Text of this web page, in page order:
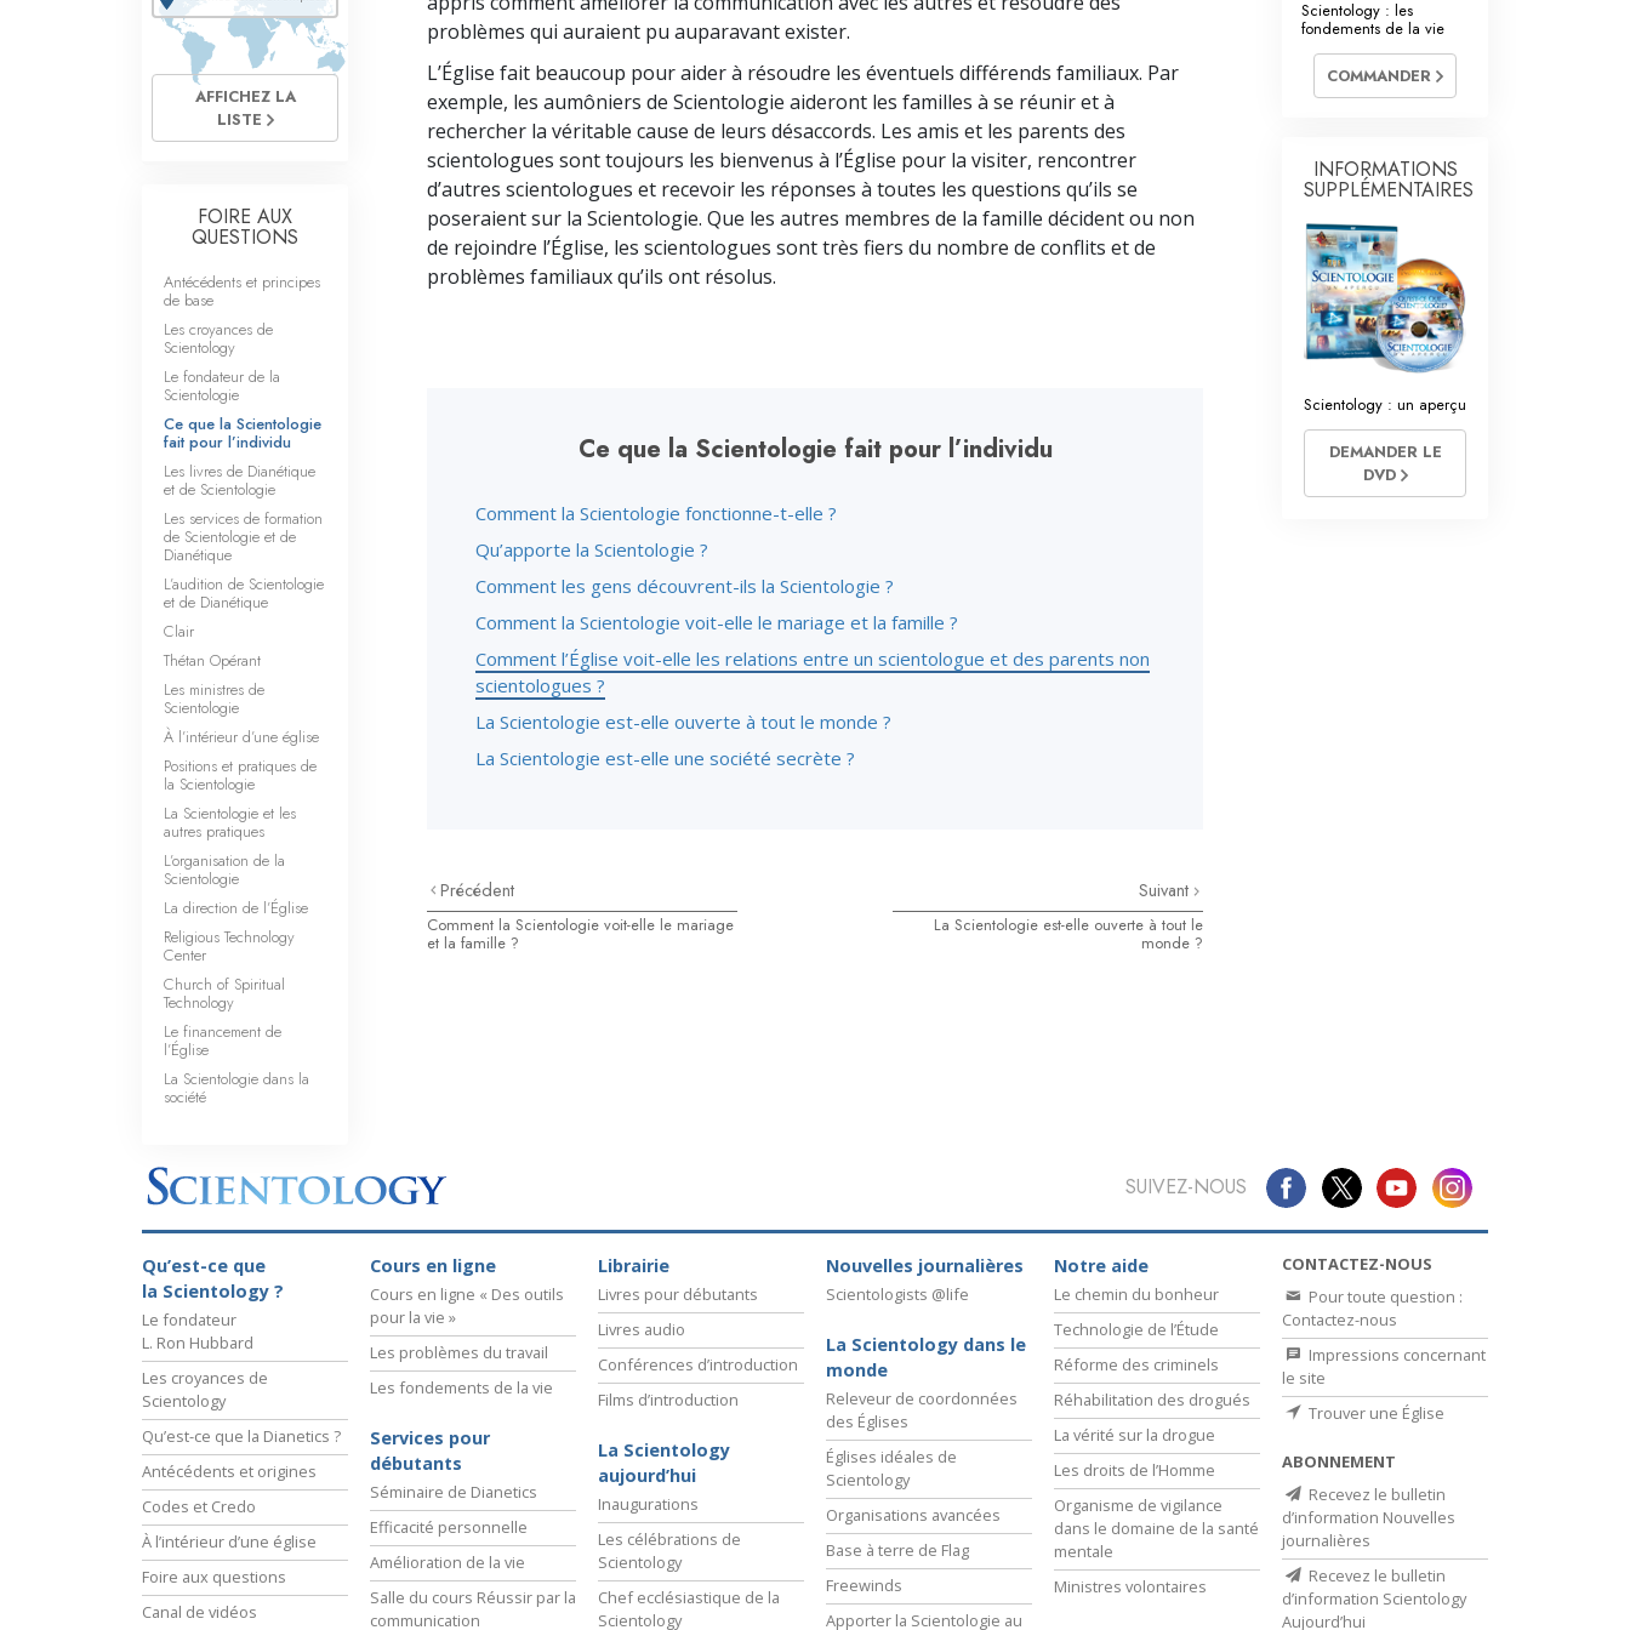
Qu’est-ce que la grandeur ? L’échelle des tons émotionnels
Réponses aux drogues
Des outils pour le monde du travail
La raison de l’oppression
Les investigations
Les fondements de l’organisation
Les fondements des relations publiques
La technologie de l’étude
problèmes qui auraient pu auparavant exister.
L’Église fait beaucoup pour aider à résoudre les éventuels différends familiaux. Par
exemple, les aumôniers de Scientologie aideront les familles à se réunir et à
rechercher la véritable cause de leurs désaccords. Les amis et les parents des
scientologues sont toujours les bienvenus à l’Église pour la visiter, rencontrer
d’autres scientologues et recevoir les réponses à toutes les questions qu’ils se
poseraient sur la Scientologie. Que les autres membres de la famille décident ou non
de rejoindre l’Église, les scientologues sont très fiers du nombre de conflits et de
problèmes familiaux qu’ils ont résolus.
Ce que la Scientologie fait pour l’individu
Comment la Scientologie fonctionne-t-elle ?
Qu’apporte la Scientologie ?
Comment les gens découvrent-ils la Scientologie ?
Comment la Scientologie voit-elle le mariage et la famille ?
Comment l’Église voit-elle les relations entre un scientologue et des parents non
scientologues ?
La Scientologie est-elle ouverte à tout le monde ?
La Scientologie est-elle une société secrète ?
Précédent
Comment la Scientologie voit-elle le mariage
et la famille ?
Suivant
La Scientologie est-elle ouverte à tout le
monde ?
AFFICHEZ LA
LISTE
FOIRE AUX
QUESTIONS
Antécédents et principes
de base
Les croyances de
Scientology
Le fondateur de la
Scientologie
Ce que la Scientologie
fait pour l’individu
Les livres de Dianétique
et de Scientologie
Les services de formation
de Scientologie et de
Dianétique
L’audition de Scientologie
et de Dianétique
Clair
Thétan Opérant
Les ministres de
Scientologie
À l’intérieur d’une église
Positions et pratiques de
la Scientologie
La Scientologie et les
autres pratiques
L’organisation de la
Scientologie
La direction de l’Église
Religious Technology
Center
Church of Spiritual
Technology
Le financement de
l’Église
La Scientologie dans la
société
Scientology : les
fondements de la vie
COMMANDER
INFORMATIONS
SUPPLÉMENTAIRES
Scientology : un aperçu
DEMANDER LE
DVD
SUIVEZ-NOUS
Qu’est-ce que
la Scientology ?
Le fondateur
L. Ron Hubbard
Les croyances de
Scientology
Qu’est-ce que la Dianetics ?
Antécédents et origines
Codes et Credo
À l’intérieur d’une église
Foire aux questions
Canal de vidéos
Cours en ligne
Cours en ligne « Des outils
pour la vie »
Les problèmes du travail
Les fondements de la vie
Services pour
débutants
Séminaire de Dianetics
Efficacité personnelle
Amélioration de la vie
Salle du cours Réussir par la
communication
Librairie
Livres pour débutants
Livres audio
Conférences d’introduction
Films d’introduction
La Scientology
aujourd’hui
Inaugurations
Les célébrations de
Scientology
Chef ecclésiastique de la
Scientology
Nouvelles journalières
Scientologists @life
La Scientology dans le
monde
Releveur de coordonnées
des Églises
Églises idéales de
Scientology
Organisations avancées
Base à terre de Flag
Freewinds
Apporter la Scientologie au
Notre aide
Le chemin du bonheur
Technologie de l’Étude
Réforme des criminels
Réhabilitation des drogués
La vérité sur la drogue
Les droits de l’Homme
Organisme de vigilance
dans le domaine de la santé
mentale
Ministres volontaires
CONTACTEZ-NOUS
Pour toute question :
Contactez-nous
Impressions concernant
le site
Trouver une Église
ABONNEMENT
Recevez le bulletin
d’information Nouvelles
journalières
Recevez le bulletin
d’information Scientology
Aujourd’hui